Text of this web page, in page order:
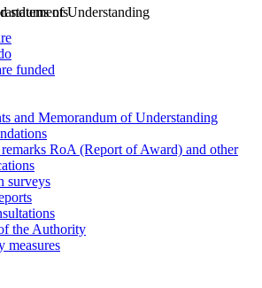
funded
and Memorandum of Understanding
RoA (Report of Award) and other
surveys
the Authority
measures
of Understanding
statements